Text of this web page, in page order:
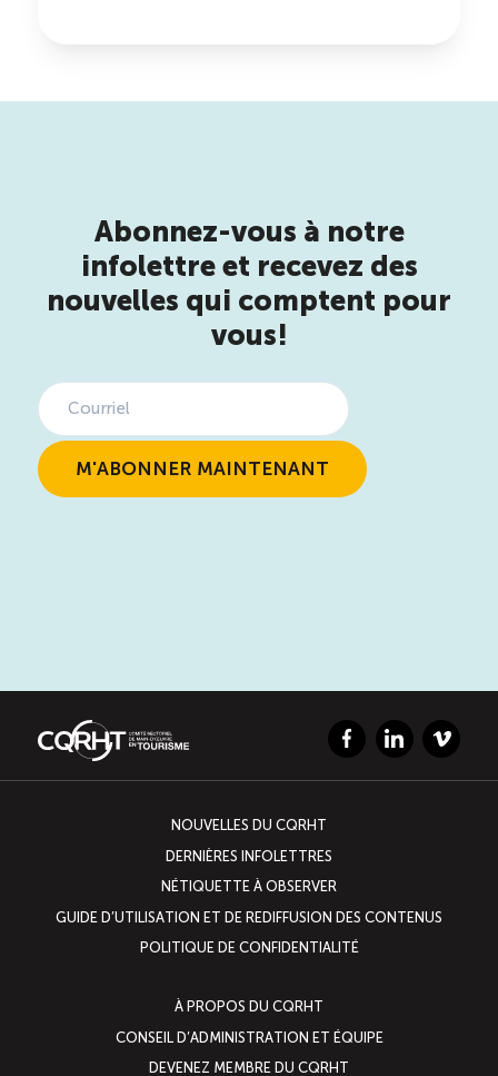
Reconnaissance des compétences
Initiatives
Destination IA
Chantier sur la saisonnalité
Devenir membre
Catalogue de formations en ligne
ÉTUDES
EN
INFOLETTRE
Abonnez-vous à notre
infolettre et recevez des
nouvelles qui comptent pour
vous!
FacebookLinkedInVimeo
NOUVELLES DU CQRHT
DERNIÈRES INFOLETTRES
NÉTIQUETTE À OBSERVER
GUIDE D’UTILISATION ET DE REDIFFUSION DES CONTENUS
POLITIQUE DE CONFIDENTIALITÉ
À PROPOS DU CQRHT
CONSEIL D’ADMINISTRATION ET ÉQUIPE
DEVENEZ MEMBRE DU CQRHT